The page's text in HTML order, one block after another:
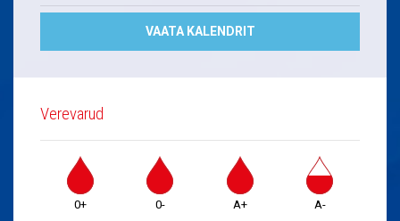
VAATA KALENDRIT
Verevarud
0+ 0- A+ A-